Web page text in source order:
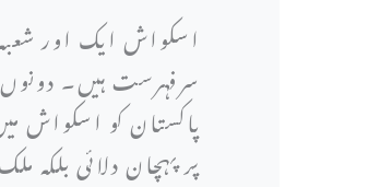
اسکواش ایک اور
سرفہرست ہیں۔
پاکستان کو اسکواش
پر پہچان دلائی